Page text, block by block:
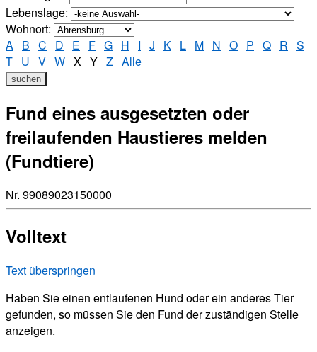
Lebenslage:
Wohnort:
A B C D E F G H I J K L M N O P Q R S
T U V W X Y Z Alle
suchen
Fund eines ausgesetzten oder
freilaufenden Haustieres melden
(Fundtiere)
Nr. 99089023150000
Volltext
Text überspringen
Haben Sie einen entlaufenen Hund oder ein anderes Tier
gefunden, so müssen Sie den Fund der zuständigen Stelle
anzeigen.